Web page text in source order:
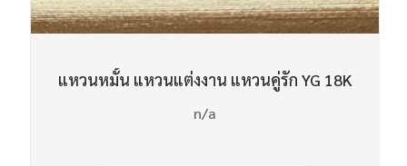
แหวนหมั้น แหวนแต่งงาน แหวนคู่รัก YG 18K
n/a